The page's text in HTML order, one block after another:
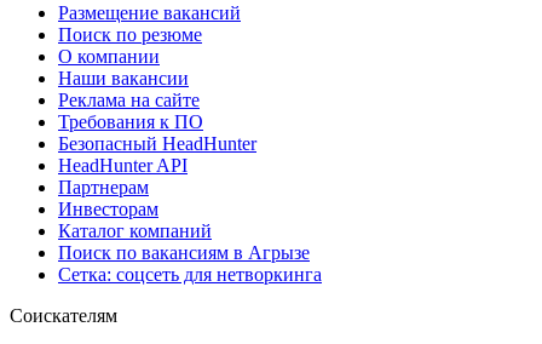
Размещение вакансий
Поиск по резюме
О компании
Наши вакансии
Реклама на сайте
Требования к ПО
Безопасный HeadHunter
HeadHunter API
Партнерам
Инвесторам
Каталог компаний
Поиск по вакансиям в Агрызе
Сетка: соцсеть для нетворкинга
Соискателям